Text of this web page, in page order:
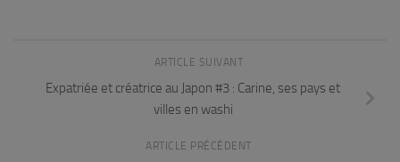
ARTICLE SUIVANT
Expatriée et créatrice au Japon #3 : Carine, ses pays et
villes en washi
ARTICLE PRÉCÉDENT